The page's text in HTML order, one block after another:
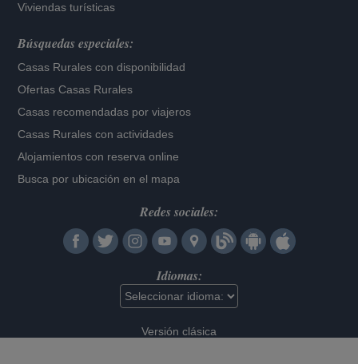
Viviendas turísticas
Búsquedas especiales:
Casas Rurales con disponibilidad
Ofertas Casas Rurales
Casas recomendadas por viajeros
Casas Rurales con actividades
Alojamientos con reserva online
Busca por ubicación en el mapa
Redes sociales:
Idiomas:
Versión clásica